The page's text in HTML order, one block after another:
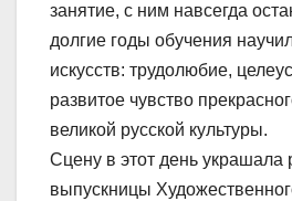
занятие, с ним навсегда
долгие годы обучения
искусств: трудолюбие,
развитое чувство
великой русской культуры.
Сцену в этот день украшала
выпускницы